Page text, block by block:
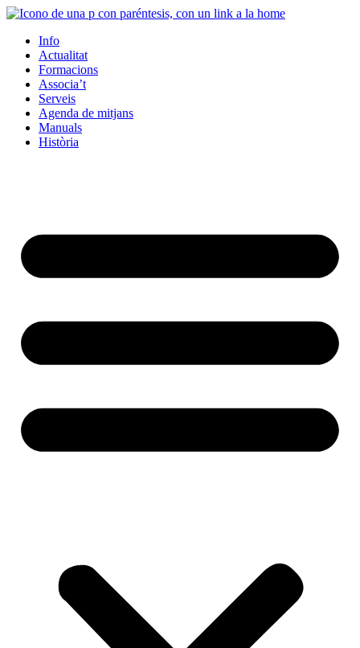
Info
Actualitat
Formacions
Associa’t
Serveis
Agenda de mitjans
Manuals
Història